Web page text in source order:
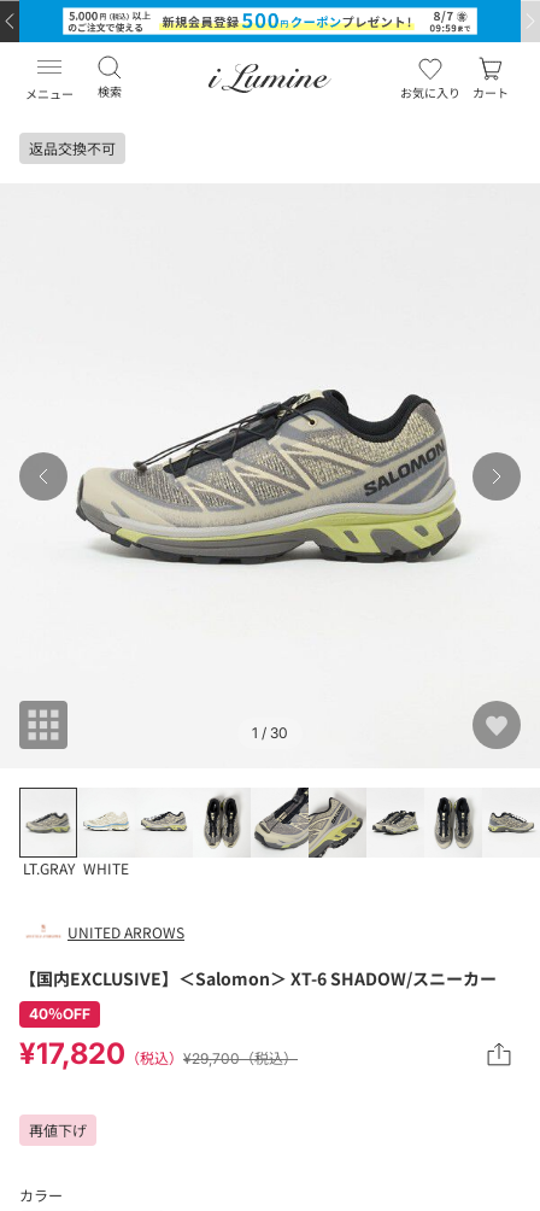
メニュー 検索 お気に入り カート
返品交換不可
1 / 30
LT.GRAY WHITE
UNITED ARROWS
【国内EXCLUSIVE】＜Salomon＞ XT-6 SHADOW/スニーカー
40％OFF
¥17,820 （税込） ¥29,700（税込）
再値下げ
カラー